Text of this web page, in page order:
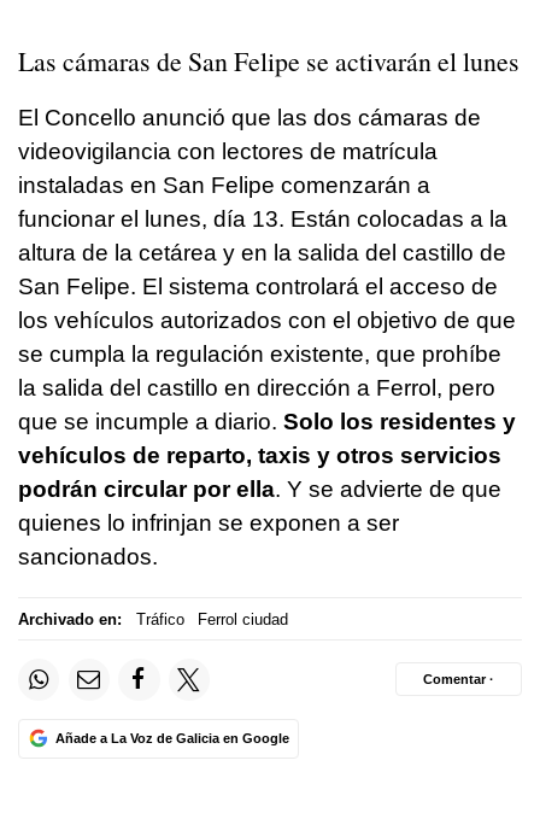
Las cámaras de San Felipe se activarán el lunes
El Concello anunció que las dos cámaras de
videovigilancia con lectores de matrícula
instaladas en San Felipe comenzarán a
funcionar el lunes, día 13. Están colocadas a la
altura de la cetárea y en la salida del castillo de
San Felipe. El sistema controlará el acceso de
los vehículos autorizados con el objetivo de que
se cumpla la regulación existente, que prohíbe
la salida del castillo en dirección a Ferrol, pero
que se incumple a diario. Solo los residentes y
vehículos de reparto, taxis y otros servicios
podrán circular por ella. Y se advierte de que
quienes lo infrinjan se exponen a ser
sancionados.
Archivado en: Tráfico Ferrol ciudad
Añade a La Voz de Galicia en Google
Comentar ·